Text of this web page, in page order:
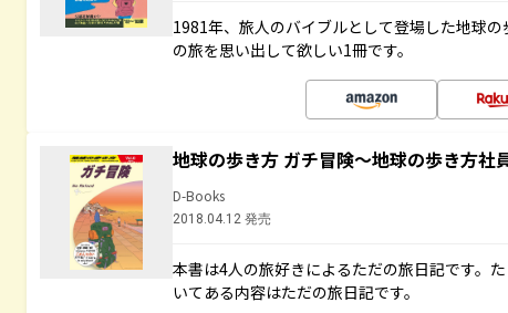
1981年、旅人のバイブルとして登場した地球
の旅を思い出して欲しい1冊です。
地球の歩き方 ガチ冒険～地球の歩き方社
D-Books
2018.04.12 発売
本書は4人の旅好きによるただの旅日記です。
いてある内容はただの旅日記です。